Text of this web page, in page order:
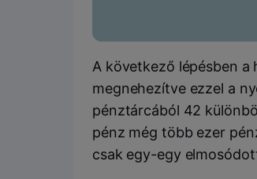
A következő lépésben
megnehezítve ezzel a
pénztárcából 42
pénz még több ezer
csak egy-egy